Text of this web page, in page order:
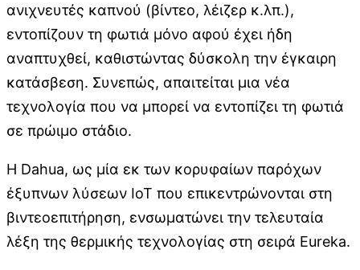
ανιχνευτές καπνού (βίντεο, λέιζερ κ.λπ.),
εντοπίζουν τη φωτιά μόνο αφού έχει ήδη
αναπτυχθεί, καθιστώντας δύσκολη την έγκαιρη
κατάσβεση. Συνεπώς, απαιτείται μια νέα
τεχνολογία που να μπορεί να εντοπίζει τη φωτιά
σε πρώιμο στάδιο.
Η Dahua, ως μία εκ των κορυφαίων παρόχων
έξυπνων λύσεων IoT που επικεντρώνονται στη
βιντεοεπιτήρηση, ενσωματώνει την τελευταία
λέξη της θερμικής τεχνολογίας στη σειρά Eureka.